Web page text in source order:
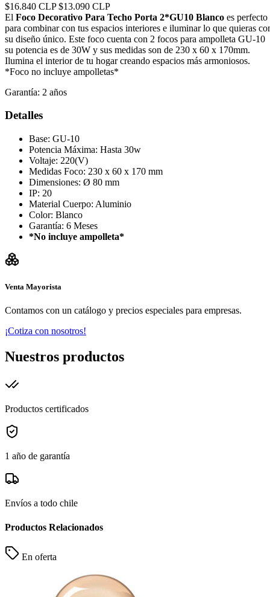
$16.840 CLP $13.090 CLP
El Foco Decorativo Para Techo Porta 2*GU10 Blanco es perfecto
para combinar con tus espacios interiores e iluminar lo que quieras
su diseño único. Este foco cuenta con 2 focos para ampolleta GU-10
su potencia es de 30W y sus medidas son de 230 x 60 x 170mm.
Ilumina el interior de tu hogar creando espacios más armoniosos.
*Foco no incluye ampolletas*
Garantía: 2 años
Detalles
Base: GU-10
Potencia Máxima: Hasta 30w
Voltaje: 220(V)
Medidas Foco: 230 x 60 x 170 mm
Dimensiones: Ø 80 mm
IP: 20
Material Cuerpo: Aluminio
Color: Blanco
Garantía: 6 Meses
*No incluye ampolleta*
Venta Mayorista
Contamos con un catálogo y precios especiales para empresas.
¡Cotiza con nosotros!
Nuestros productos
Productos certificados
1 año de garantía
Envíos a todo chile
Productos Relacionados
En oferta